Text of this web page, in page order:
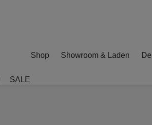
Shop Showroom & Laden
SALE